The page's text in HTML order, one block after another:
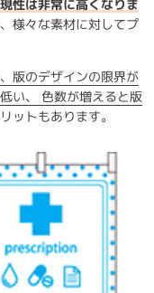
性は非常に高くなりま
様々な素材に対してプ
版のデザインの限界が
い、 色数が増えると版
ットもあります。